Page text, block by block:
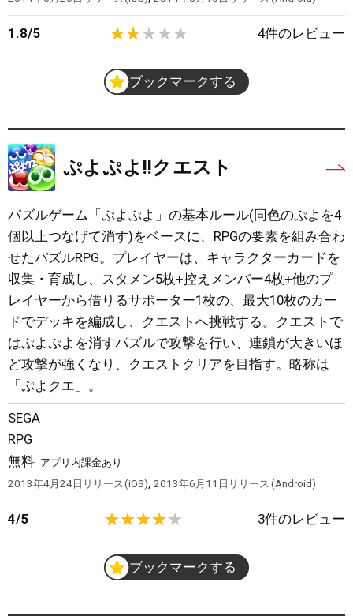
1.8/5 4件のレビュー
ブックマークする
ぷよぷよ!!クエスト
パズルゲーム「ぷよぷよ」の基本ルール(同色のぷよを4
個以上つなげて消す)をベースに、RPGの要素を組み合わ
せたパズルRPG。プレイヤーは、キャラクターカードを
収集・育成し、スタメン5枚+控えメンバー4枚+他のプ
レイヤーから借りるサポーター1枚の、最大10枚のカー
ドでデッキを編成し、クエストへ挑戦する。クエストで
はぷよぷよを消すパズルで攻撃を行い、連鎖が大きいほ
ど攻撃が強くなり、クエストクリアを目指す。略称は
「ぷよクエ」。
SEGA
RPG
無料 アプリ内課金あり
2013年4月24日 リリース iOS ,2013年6月11日 リリース Android
4/5 3件のレビュー
ブックマークする